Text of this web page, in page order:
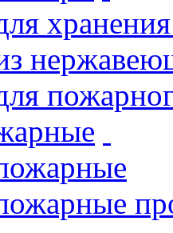
хранения